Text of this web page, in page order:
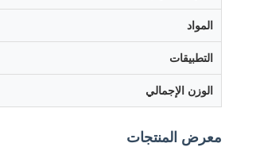
المواد
التطبيقات
الوزن الإجمالي
معرض المنتجات